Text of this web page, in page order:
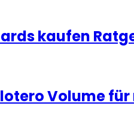
kaufen
Volume